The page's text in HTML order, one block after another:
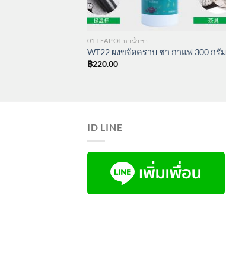
01 TEAPOT กาน้ำชา
WT22 ผงขจัดคราบ ชา กาแฟ 300 กรัม
฿220.00
ID LINE